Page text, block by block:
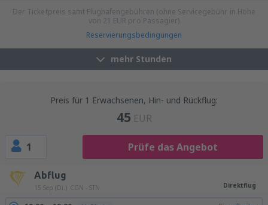
Der Ticketpreis samt Flughafengebühren (ohne Servicegebühr in Höhe
von 21 EUR pro Passagier)
Reservierungsbedingungen
mehr Stunden
Preis für 1 Erwachsenen, Hin- und Rückflug:
45 EUR
1 Prüfe das Angebot
Abflug
15 Sep (Di.) CGN - STN Direktflug